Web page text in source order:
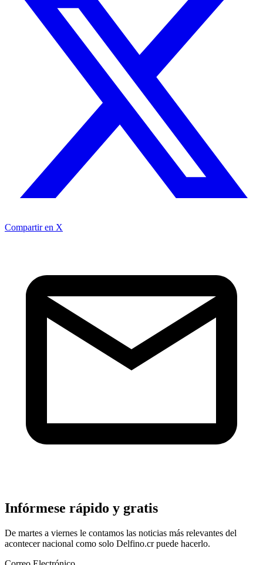
Compartir en X
Infórmese rápido y gratis
De martes a viernes le contamos las noticias más relevantes del
acontecer nacional como solo Delfino.cr puede hacerlo.